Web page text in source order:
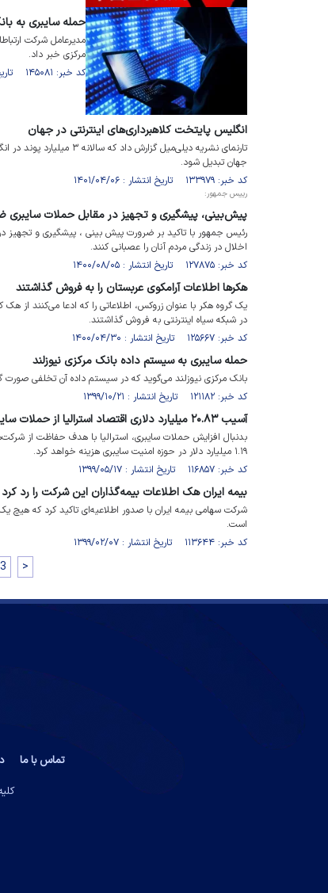
حمله سایبری به
مدیرعامل شرکت
مرکزی خبر داد.
کد خبر: ۱۴۵۰۸۱ تاریخ انتشار : ۱۴۰۱/۱۰/۱۶
انگلیس پایتخت کلاهبرداری‌های اینترنتی در جهان
تارنمای نشریه دیلی‌میل
جهان تبدیل شود.
کد خبر: ۱۳۳۹۷۹ تاریخ انتشار : ۱۴۰۱/۰۴/۰۶
رییس جمهور:
پیش‌بینی، پیشگیری و تجهیز در مقابل حملات
رئیس جمهور با تاکید بر ضرورت پیش بینی ، پیشگیری و تجهیز
اخلال در زندگی مردم آنان را عصبانی کنند.
کد خبر: ۱۲۷۸۷۵ تاریخ انتشار : ۱۴۰۰/۰۸/۰۵
هکرها اطلاعات آرامکوی عربستان را به فروش گذاشتند
یک گروه هکر با عنوان زروکس، اطلاعاتی را که ادعا می‌کنند از
در شبکه سیاه اینترنتی به فروش گذاشتند.
کد خبر: ۱۲۵۶۶۷ تاریخ انتشار : ۱۴۰۰/۰۴/۳۰
حمله سایبری به سیستم داده بانک مرکزی نیوزلند
بانک مرکزی نیوزلند می‌گوید که در سیستم داده آن تخلفی صورت
کد خبر: ۱۲۱۱۸۲ تاریخ انتشار : ۱۳۹۹/۱۰/۲۱
آسیب ۲۰.۸۳ میلیارد دلاری اقتصاد استرالیا از حملات سایبری
۱.۱۹ میلیارد دلار در حوزه امنیت سایبری هزینه خواهد کرد.
کد خبر: ۱۱۶۸۵۷ تاریخ انتشار : ۱۳۹۹/۰۵/۱۷
بیمه ایران هک اطلاعات بیمه‌گذاران این شرکت را رد کرد
شرکت سهامی بیمه ایران با صدور اطلاعیه‌ای تاکید کرد که هیچ
است.
کد خبر: ۱۱۳۶۴۴ تاریخ انتشار : ۱۳۹۹/۰۲/۰۷
3 >
تماس با ما